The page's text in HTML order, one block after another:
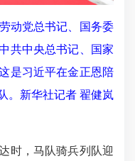
党总书记、国务委
共中央总书记、国家
是习近平在金正恩陪
。新华社记者 翟健岚
，马队骑兵列队迎